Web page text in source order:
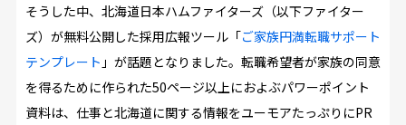
そうした中、北海道日本ハムファイターズ（以下ファイター
ズ）が無料公開した採用広報ツール「ご家族円満転職サポート
テンプレート 」が話題となりました。転職希望者が家族の同意
を得るために作られた50ページ以上におよぶパワーポイント
資料は、仕事と北海道に関する情報をユーモアたっぷりにPR